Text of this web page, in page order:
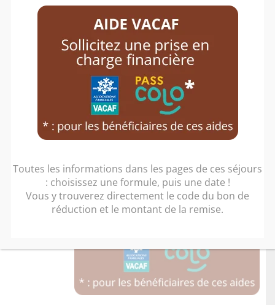
Toutes les informations dans les pages de ces séjours
: choisissez une formule, puis une date !
Vous y trouverez directement le code du bon de
réduction et le montant de la remise.